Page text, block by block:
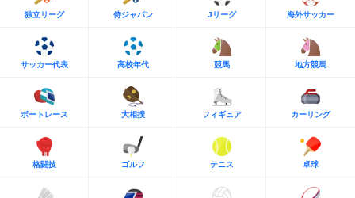
独立リーグ 侍ジャパン Jリーグ 海外サッカー
サッカー代表 高校年代 競馬 地方競馬
ボートレース 大相撲 フィギュア カーリング
格闘技 ゴルフ テニス 卓球